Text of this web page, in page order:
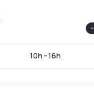
-
10h - 16h